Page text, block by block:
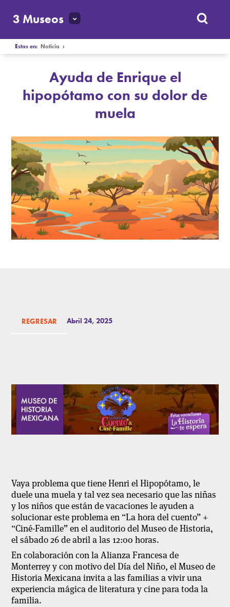
3 Museos
Estas en:Noticia ›
Ayuda de Enrique el
hipopótamo con su dolor de
muela
REGRESAR Abril 24, 2025
Vaya problema que tiene Henri el Hipopótamo, le
duele una muela y tal vez sea necesario que las niñas
y los niños que están de vacaciones le ayuden a
solucionar este problema en “La hora del cuento” +
“Ciné-Famille” en el auditorio del Museo de Historia,
el sábado 26 de abril a las 12:00 horas.
En colaboración con la Alianza Francesa de
Monterrey y con motivo del Día del Niño, el Museo de
Historia Mexicana invita a las familias a vivir una
experiencia mágica de literatura y cine para toda la
familia.